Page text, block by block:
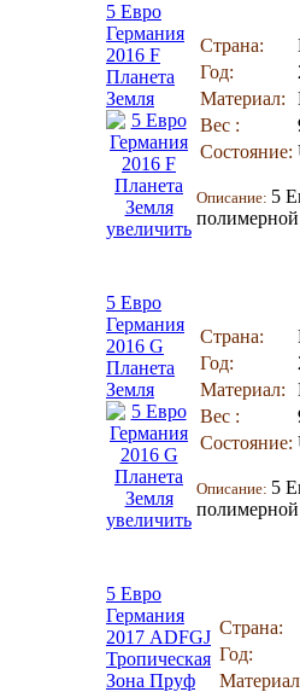
5 Евро
Германия
2016 F
Планета
Земля
увеличить
Страна:
Год:
Материал:
Вес :
Состояние:
Описание: 5
полимерной
5 Евро
Германия
2016 G
Планета
Земля
увеличить
Страна:
Год:
Материал:
Вес :
Состояние:
Описание: 5
полимерной
5 Евро
Германия
2017 ADFGJ
Тропическая
Зона Пруф
Страна:
Год: